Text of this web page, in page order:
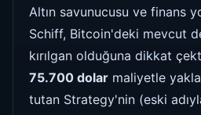
Altın savunucusu ve finans
Schiff, Bitcoin'deki mevcut
kırılgan olduğuna dikkat
75.700 dolar maliyetle
tutan Strategy'nin (eski